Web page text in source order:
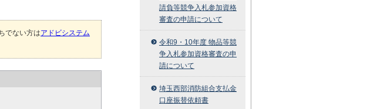
でない方はアドビシステム
請負等競争入札参加資格
審査の申請について
令和9・10年度 物品等競
争入札参加資格審査の申
請について
埼玉西部消防組合支払金
口座振替依頼書